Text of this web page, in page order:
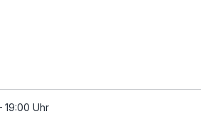
19:00 Uhr